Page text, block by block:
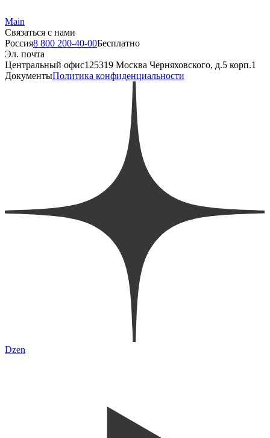
Main
Связаться с нами
Россия8 800 200-40-00Бесплатно
Эл. почта
Центральный офис125319 Москва Черняховского, д.5 корп.1
ДокументыПолитика конфиденциальности
Dzen